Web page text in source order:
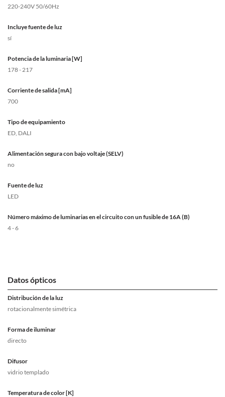
220-240V 50/60Hz
Incluye fuente de luz
sí
Potencia de la luminaria [W]
178 - 217
Corriente de salida [mA]
700
Tipo de equipamiento
ED, DALI
Alimentación segura con bajo voltaje (SELV)
no
Fuente de luz
LED
Número máximo de luminarias en el circuito con un fusible de 16A (B)
4 - 6
Datos ópticos
Distribución de la luz
rotacionalmente simétrica
Forma de iluminar
directo
Difusor
vidrio templado
Temperatura de color [K]